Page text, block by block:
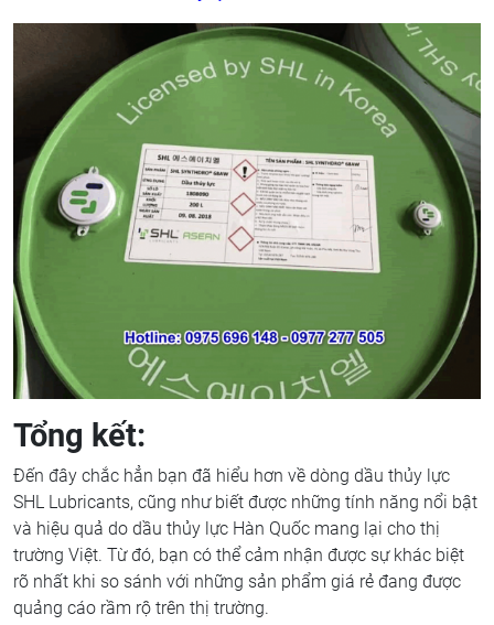
Tổng kết:
Đến đây chắc hẳn bạn đã hiểu hơn về dòng dầu thủy lực
SHL Lubricants, cũng như biết được những tính năng nổi bật
và hiệu quả do dầu thủy lực Hàn Quốc mang lại cho thị
trường Việt. Từ đó, bạn có thể cảm nhận được sự khác biệt
rõ nhất khi so sánh với những sản phẩm giá rẻ đang được
quảng cáo rầm rộ trên thị trường.